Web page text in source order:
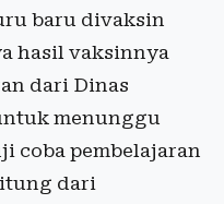
baru divaksin
hasil vaksinnya
dari Dinas
menunggu
coba pembelajaran
dari